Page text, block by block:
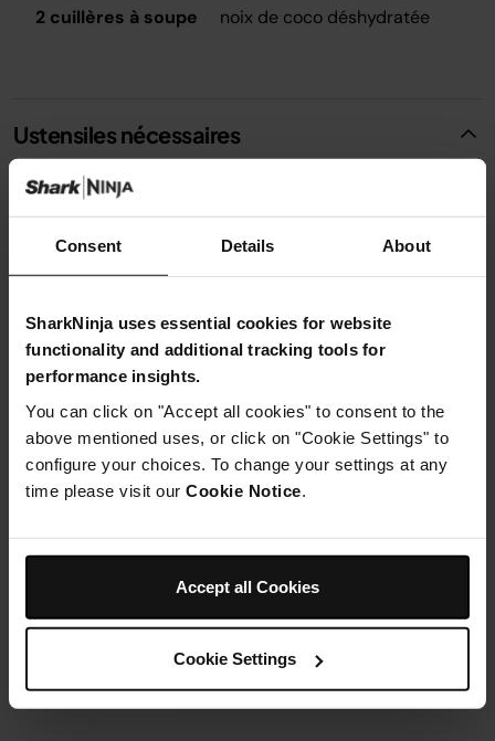
Consent Details About
SharkNinja uses essential cookies for website
functionality and additional tracking tools for
performance insights.
You can click on "Accept all cookies" to consent to the
above mentioned uses, or click on "Cookie Settings" to
configure your choices. To change your settings at any
time please visit our Cookie Notice
Accept all Cookies
Cookie Settings
2 cuillères à soupe
noix de coco déshydratée
Ustensiles nécessaires
Instructions
Étape 1
Dans votre mixeur Ninja, mélangez la mangue et le lait
d'avoine et mixez le tout jusqu'à obtenir un mélange
homogène. Versez le tout sur les flocons d'avoine, puis
incorporez le zeste de citron vert et la noix de coco.
Mettez vos flocons d'avoine au réfrigérateur pendant 30
garnitures préférées !